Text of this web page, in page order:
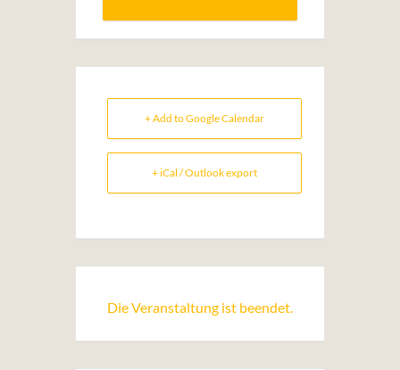
+ Add to Google Calendar
+ iCal / Outlook export
Die Veranstaltung ist beendet.